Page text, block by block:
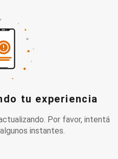
tu experiencia
Por favor, intentá
instantes.